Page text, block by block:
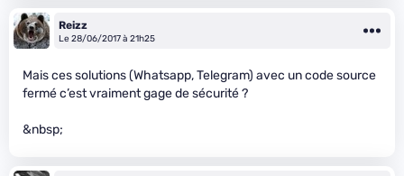
Reizz
Le 28/06/2017 à 21h25
Mais ces solutions (Whatsapp, Telegram) avec un code source
fermé c’est vraiment gage de sécurité ?
&nbsp;